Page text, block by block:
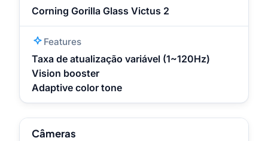
Corning Gorilla Glass Victus 2
Features
Taxa de atualização variável (1~120Hz)
Vision booster
Adaptive color tone
Câmeras